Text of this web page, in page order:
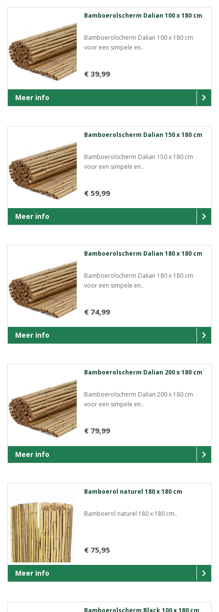
Bamboerolscherm Dalian 100 x 180 cm
Bamboerolscherm Dalian 100 x 180 cm
voor een simpele en..
€ 39,99
Meer info
Bamboerolscherm Dalian 150 x 180 cm
Bamboerolscherm Dalian 150 x 180 cm
voor een simpele en..
€ 59,99
Meer info
Bamboerolscherm Dalian 180 x 180 cm
Bamboerolscherm Dalian 180 x 180 cm
voor een simpele en..
€ 74,99
Meer info
Bamboerolscherm Dalian 200 x 180 cm
Bamboerolscherm Dalian 200 x 180 cm
voor een simpele en..
€ 79,99
Meer info
Bamboerol naturel 180 x 180 cm
Bamboerol naturel 180 x 180 cm..
€ 75,95
Meer info